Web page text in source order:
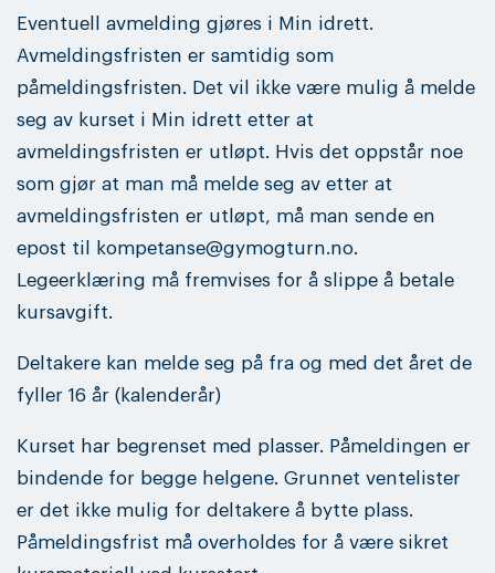
Eventuell avmelding gjøres i Min idrett.
Avmeldingsfristen er samtidig som
påmeldingsfristen. Det vil ikke være mulig å melde
seg av kurset i Min idrett etter at
avmeldingsfristen er utløpt. Hvis det oppstår noe
som gjør at man må melde seg av etter at
avmeldingsfristen er utløpt, må man sende en
epost til kompetanse@gymogturn.no.
Legeerklæring må fremvises for å slippe å betale
kursavgift.
Deltakere kan melde seg på fra og med det året de
fyller 16 år (kalenderår)
Kurset har begrenset med plasser. Påmeldingen er
bindende for begge helgene. Grunnet ventelister
er det ikke mulig for deltakere å bytte plass.
Påmeldingsfrist må overholdes for å være sikret